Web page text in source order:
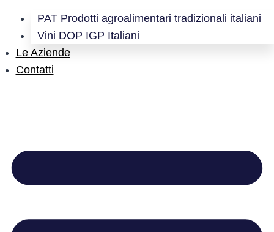
PAT Prodotti agroalimentari tradizionali italiani
Vini DOP IGP Italiani
Le Aziende
Contatti